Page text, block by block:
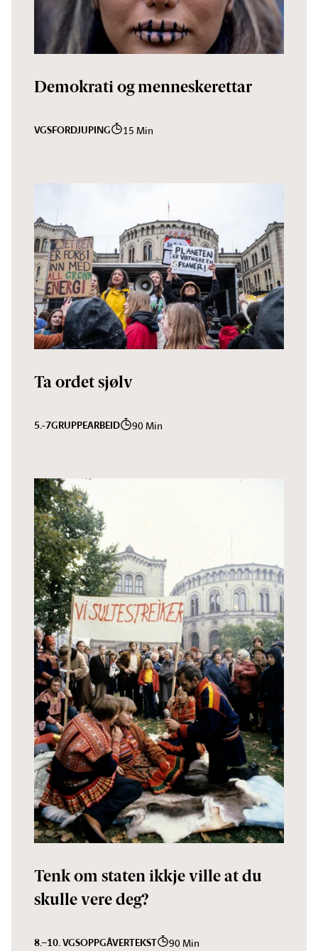
Demokrati og menneskerettar
VGSFORDJUPING 15 Min
Ta ordet sjølv
5.-7GRUPPEARBEID 90 Min
Tenk om staten ikkje ville at du
skulle vere deg?
8.–10. VGSOPPGÅVERTEKST 90 Min